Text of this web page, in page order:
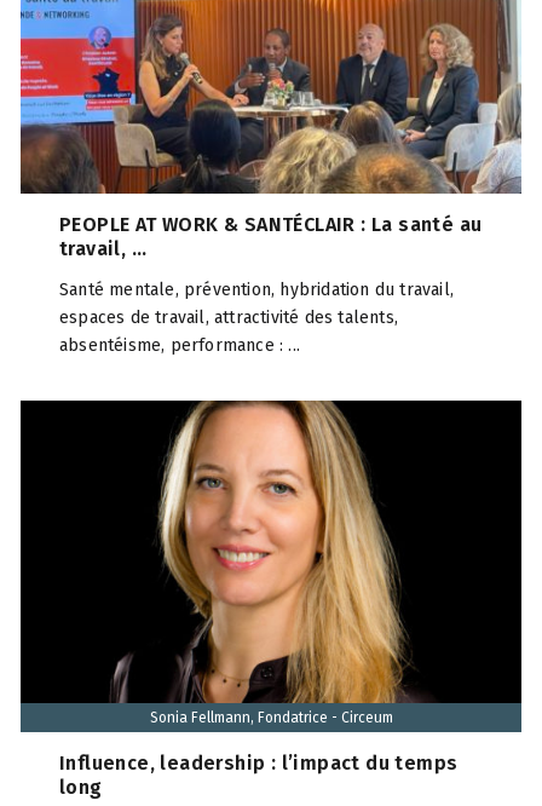
PEOPLE AT WORK & SANTÉCLAIR : La santé au
travail, ...
Santé mentale, prévention, hybridation du travail,
espaces de travail, attractivité des talents,
absentéisme, performance : ...
Sonia Fellmann, Fondatrice - Circeum
Influence, leadership : l’impact du temps
long